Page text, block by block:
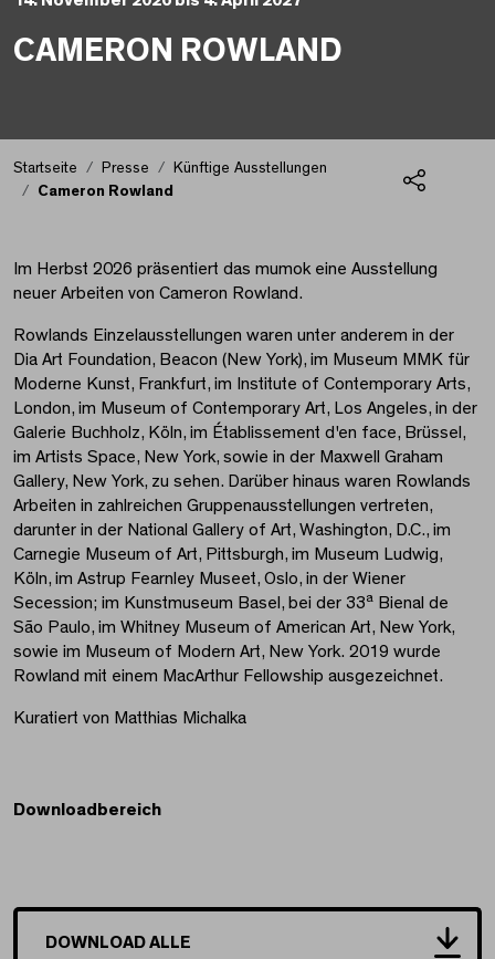
CAMERON ROWLAND
Cameron Rowland
Startseite Presse
Künftige Ausstellungen
Cameron Rowland
Im Herbst 2026 präsentiert das mumok eine Ausstellung
neuer Arbeiten von Cameron Rowland.
Rowlands Einzelausstellungen waren unter anderem in der
Dia Art Foundation, Beacon (New York), im Museum MMK für
Moderne Kunst, Frankfurt, im Institute of Contemporary Arts,
London, im Museum of Contemporary Art, Los Angeles, in der
Galerie Buchholz, Köln, im Établissement d'en face, Brüssel,
im Artists Space, New York, sowie in der Maxwell Graham
Gallery, New York, zu sehen. Darüber hinaus waren Rowlands
Arbeiten in zahlreichen Gruppenausstellungen vertreten,
darunter in der National Gallery of Art, Washington, D.C., im
Carnegie Museum of Art, Pittsburgh, im Museum Ludwig,
Köln, im Astrup Fearnley Museet, Oslo, in der Wiener
Secession; im Kunstmuseum Basel, bei der 33a
Bienal de
São Paulo, im Whitney Museum of American Art, New York,
sowie im Museum of Modern Art, New York. 2019 wurde
Rowland mit einem MacArthur Fellowship ausgezeichnet.
Kuratiert von Matthias Michalka
Downloadbereich
DOWNLOAD ALLE